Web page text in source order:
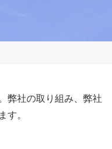
弊社の取り組み、弊社
。